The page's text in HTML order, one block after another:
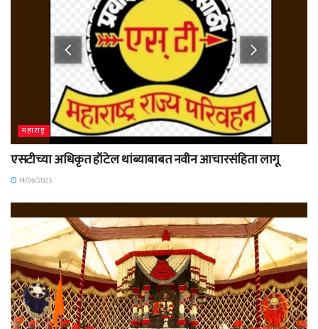
महाराष्ट्र
एसटीच्या अधिकृत हॉटेल थांब्याबाबत नवीन आचारसंहिता लागू
14/06/2025